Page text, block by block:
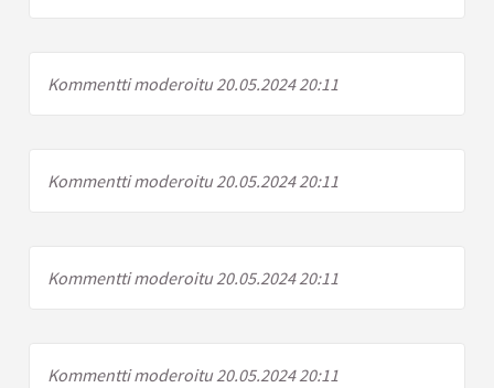
Kommentti moderoitu 20.05.2024 20:11
Kommentti moderoitu 20.05.2024 20:11
Kommentti moderoitu 20.05.2024 20:11
Kommentti moderoitu 20.05.2024 20:11